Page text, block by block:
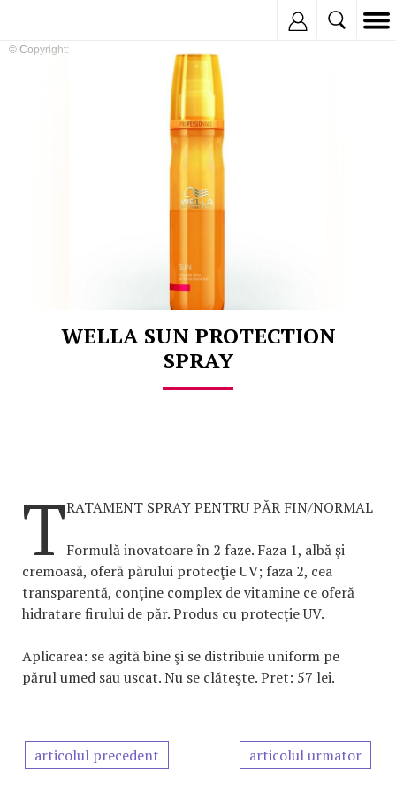
© Copyright:
WELLA SUN PROTECTION
SPRAY
TRATAMENT SPRAY PENTRU PĂR FIN/NORMAL
Formulă inovatoare în 2 faze. Faza 1, albă şi
cremoasă, oferă părului protecţie UV; faza 2, cea
transparentă, conţine complex de vitamine ce oferă
hidratare firului de păr. Produs cu protecţie UV.
Aplicarea: se agită bine şi se distribuie uniform pe
părul umed sau uscat. Nu se clăteşte. Pret: 57 lei.
articolul precedent articolul urmator